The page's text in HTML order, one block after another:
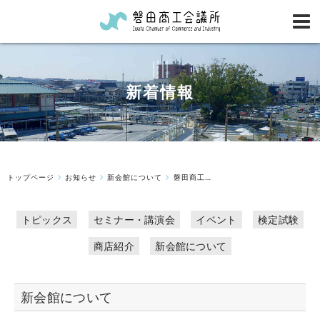
新着情報
トップページ お知らせ 新会館について 磐田商工会議所会館建設工事の制限付一般競争入札の結果について
トピックス セミナー・講演会 イベント 検定試験
商店紹介 新会館について
新会館について